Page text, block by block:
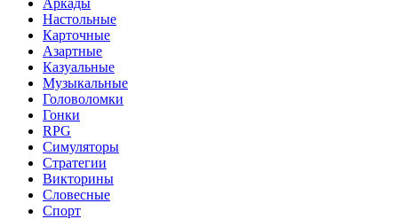
Аркады
Настольные
Карточные
Азартные
Казуальные
Музыкальные
Головоломки
Гонки
RPG
Симуляторы
Стратегии
Викторины
Словесные
Спорт